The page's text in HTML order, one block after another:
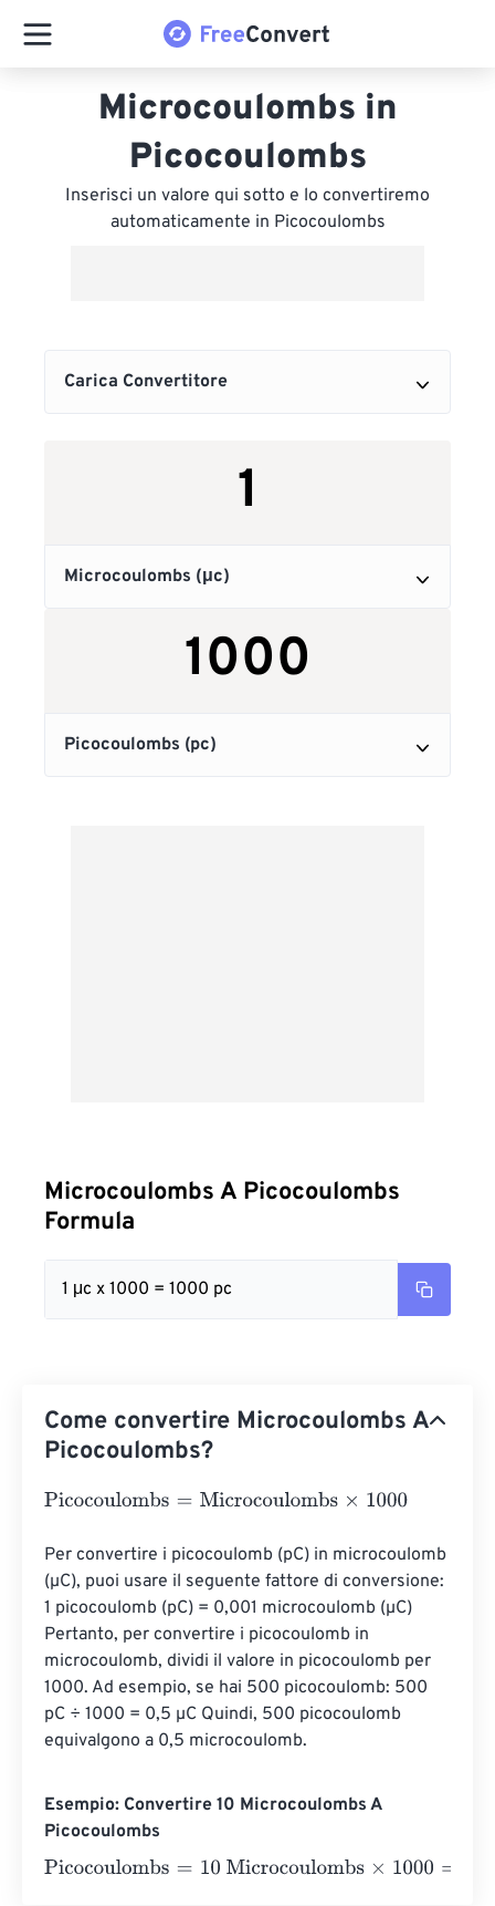
Microcoulombs in
Picocoulombs
Inserisci un valore qui sotto e lo convertiremo
automaticamente in Picocoulombs
Microcoulombs A Picocoulombs
Formula
1 μc x 1000 = 1000 pc
Come convertire Microcoulombs A
Picocoulombs?
Picocoulombs=Microcoulombs×1000
Per convertire i picocoulomb (pC) in microcoulomb
(µC), puoi usare il seguente fattore di conversione:
1 picocoulomb (pC) = 0,001 microcoulomb (µC)
Pertanto, per convertire i picocoulomb in
microcoulomb, dividi il valore in picocoulomb per
1000. Ad esempio, se hai 500 picocoulomb: 500
pC ÷ 1000 = 0,5 µC Quindi, 500 picocoulomb
equivalgono a 0,5 microcoulomb.
Esempio: Convertire 10 Microcoulombs A
Picocoulombs
Picocoulombs=10 Microcoulombs×1000= 10000